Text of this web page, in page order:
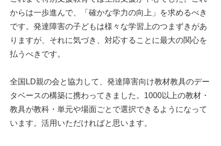
からは一歩進んで、「確かな学力の向上」を求めるべき
です。発達障害の子どもは様々な学習上のつまずきがあ
りますが、それに気づき、対応することに最大の関心を
払うべきです。
全国LD親の会と協力して、発達障害向け教材教具のデー
タベースの構築に携わってきました。1000以上の教材・
教具が教科・単元や場面ごとで選択できるようになって
います。活用いただければと思います。